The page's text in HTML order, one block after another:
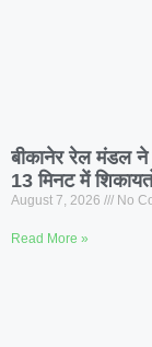
बीकानेर रेल मंडल ने
13 मिनट में
August 7, 2026 No
Read More »